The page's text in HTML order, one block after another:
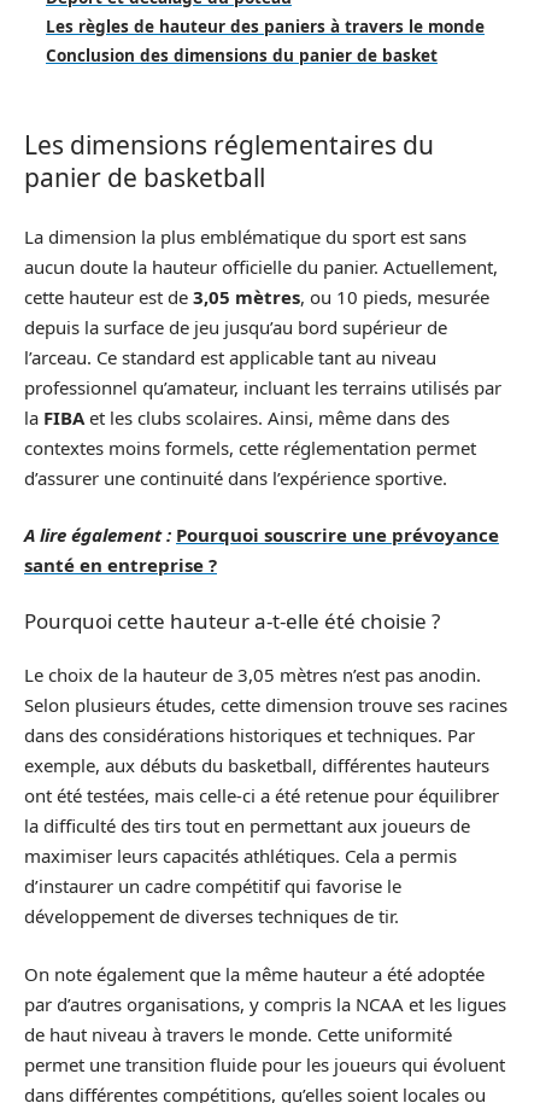
Les règles de hauteur des paniers à travers le monde
Conclusion des dimensions du panier de basket
Les dimensions réglementaires du
panier de basketball
La dimension la plus emblématique du sport est sans
aucun doute la hauteur officielle du panier. Actuellement,
cette hauteur est de 3,05 mètres, ou 10 pieds, mesurée
depuis la surface de jeu jusqu’au bord supérieur de
l’arceau. Ce standard est applicable tant au niveau
professionnel qu’amateur, incluant les terrains utilisés par
la FIBA et les clubs scolaires. Ainsi, même dans des
contextes moins formels, cette réglementation permet
d’assurer une continuité dans l’expérience sportive.
A lire également : Pourquoi souscrire une prévoyance
santé en entreprise ?
Pourquoi cette hauteur a-t-elle été choisie ?
Le choix de la hauteur de 3,05 mètres n’est pas anodin.
Selon plusieurs études, cette dimension trouve ses racines
dans des considérations historiques et techniques. Par
exemple, aux débuts du basketball, différentes hauteurs
ont été testées, mais celle-ci a été retenue pour équilibrer
la difficulté des tirs tout en permettant aux joueurs de
maximiser leurs capacités athlétiques. Cela a permis
d’instaurer un cadre compétitif qui favorise le
développement de diverses techniques de tir.
On note également que la même hauteur a été adoptée
par d’autres organisations, y compris la NCAA et les ligues
de haut niveau à travers le monde. Cette uniformité
permet une transition fluide pour les joueurs qui évoluent
dans différentes compétitions, qu’elles soient locales ou